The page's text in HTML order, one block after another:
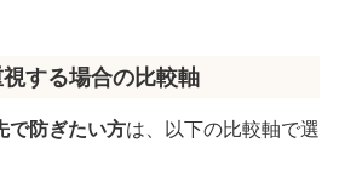
する場合の比較軸
で防ぎたい方は、以下の比較軸で選